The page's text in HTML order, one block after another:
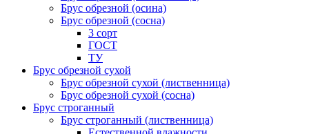
Брус обрезной (осина)
Брус обрезной (сосна)
3 сорт
ГОСТ
ТУ
Брус обрезной сухой
Брус обрезной сухой (лиственница)
Брус обрезной сухой (сосна)
Брус строганный
Брус строганный (лиственница)